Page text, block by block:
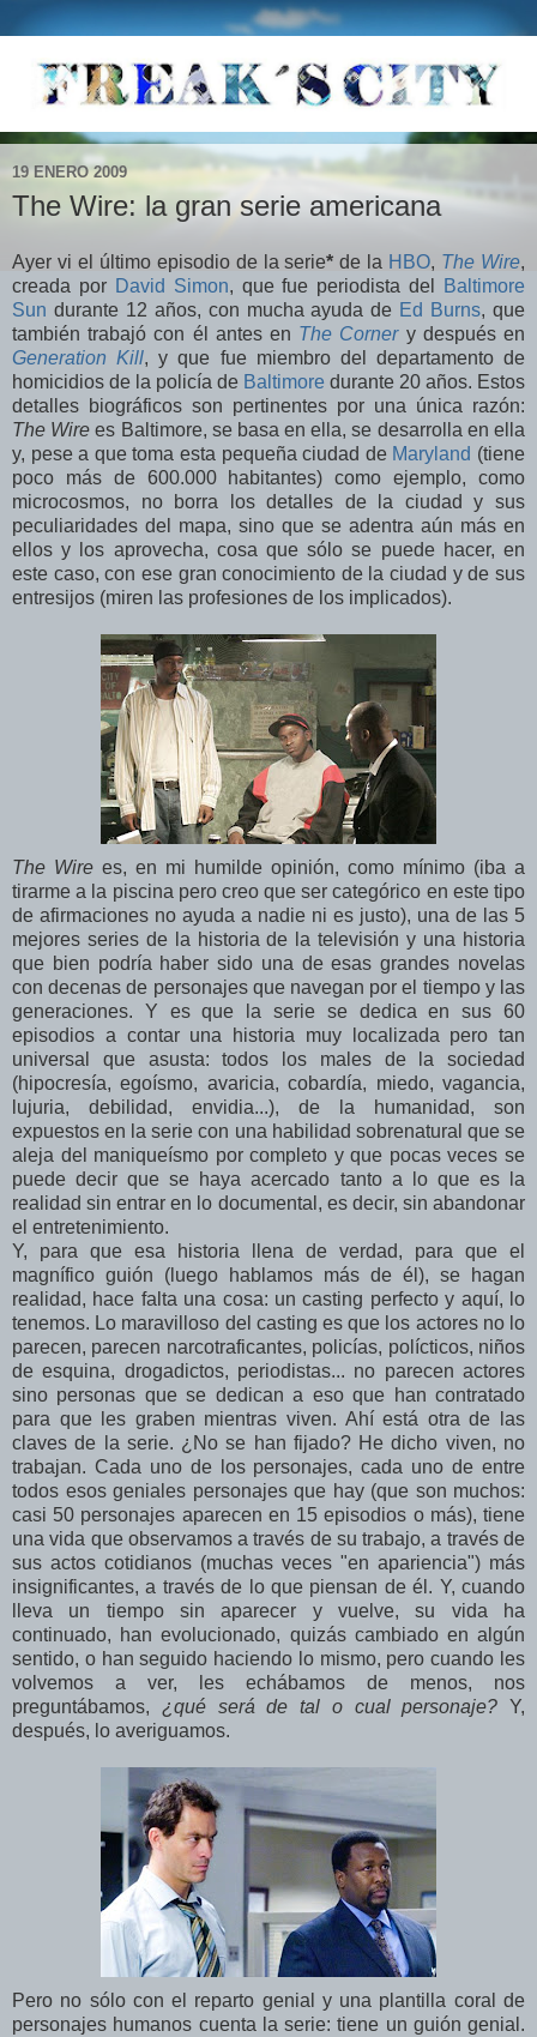
19 ENERO 2009
The Wire: la gran serie americana
Ayer vi el último episodio de la serie* de la HBO, The Wire,
creada por David Simon, que fue periodista del
Baltimore
Sun durante 12 años, con mucha ayuda de Ed Burns, que
también trabajó con él antes en The Cornery después en
Generation Kill, y que fue miembro del departamento de
homicidios de la policía de Baltimore durante 20 años. Estos
detalles biográficos son pertinentes por una única razón:
The Wire es Baltimore, se basa en ella, se desarrolla en ella
y, pese a que toma esta pequeña ciudad de Maryland (tiene
poco más de 600.000 habitantes) como ejemplo, como
microcosmos, no borra los detalles de la ciudad y sus
peculiaridades del mapa, sino que se adentra aún más en
ellos y los aprovecha, cosa que sólo se puede hacer, en
este caso, con ese gran conocimiento de la ciudad y de sus
entresijos (miren las profesiones de los implicados).
The Wire es, en mi humilde opinión, como mínimo (iba a
tirarme a la piscina pero creo que ser categórico en este tipo
de afirmaciones no ayuda a nadie ni es justo), una de las 5
mejores series de la historia de la televisión y una historia
que bien podría haber sido una de esas grandes novelas
con decenas de personajes que navegan por el tiempo y las
generaciones. Y es que la serie se dedica en sus 60
episodios a contar una historia muy localizada pero tan
universal que asusta: todos los males de la sociedad
(hipocresía, egoísmo, avaricia, cobardía, miedo, vagancia,
lujuria, debilidad, envidia...), de la humanidad, son
expuestos en la serie con una habilidad sobrenatural que se
aleja del maniqueísmo por completo y que pocas veces se
puede decir que se haya acercado tanto a lo que es la
realidad sin entrar en lo documental, es decir, sin abandonar
el entretenimiento.
Y, para que esa historia llena de verdad, para que el
magnífico guión (luego hablamos más de él), se hagan
realidad, hace falta una cosa: un casting perfecto y aquí, lo
tenemos. Lo maravilloso del casting es que los actores no lo
parecen, parecen narcotraficantes, policías, polícticos, niños
de esquina, drogadictos, periodistas... no parecen actores
sino personas que se dedican a eso que han contratado
para que les graben mientras viven. Ahí está otra de las
claves de la serie. ¿No se han fijado? He dicho viven, no
trabajan. Cada uno de los personajes, cada uno de entre
todos esos geniales personajes que hay (que son muchos:
casi 50 personajes aparecen en 15 episodios o más), tiene
una vida que observamos a través de su trabajo, a través de
sus actos cotidianos (muchas veces "en apariencia") más
insignificantes, a través de lo que piensan de él. Y, cuando
lleva un tiempo sin aparecer y vuelve, su vida ha
continuado, han evolucionado, quizás cambiado en algún
sentido, o han seguido haciendo lo mismo, pero cuando les
volvemos a ver, les echábamos de menos, nos
preguntábamos, ¿qué será de tal o cual personaje? Y,
después, lo averiguamos.
Pero no sólo con el reparto genial y una plantilla coral de
personajes humanos cuenta la serie: tiene un guión genial.